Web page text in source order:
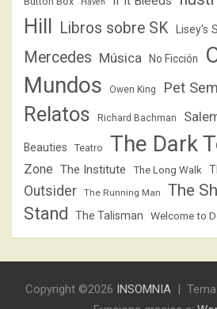
Haven
Hill
Libros sobre SK Lisey's
Mercedes Música No Ficción
Mundos
Owen King Pet
Relatos Richard Bachman
Beauties Teatro The Dark
Zone The Institute The Long Walk
Outsider
The Running Man The
Stand
The Talisman Welcome to
Copyright ©2026 INSOMNIA